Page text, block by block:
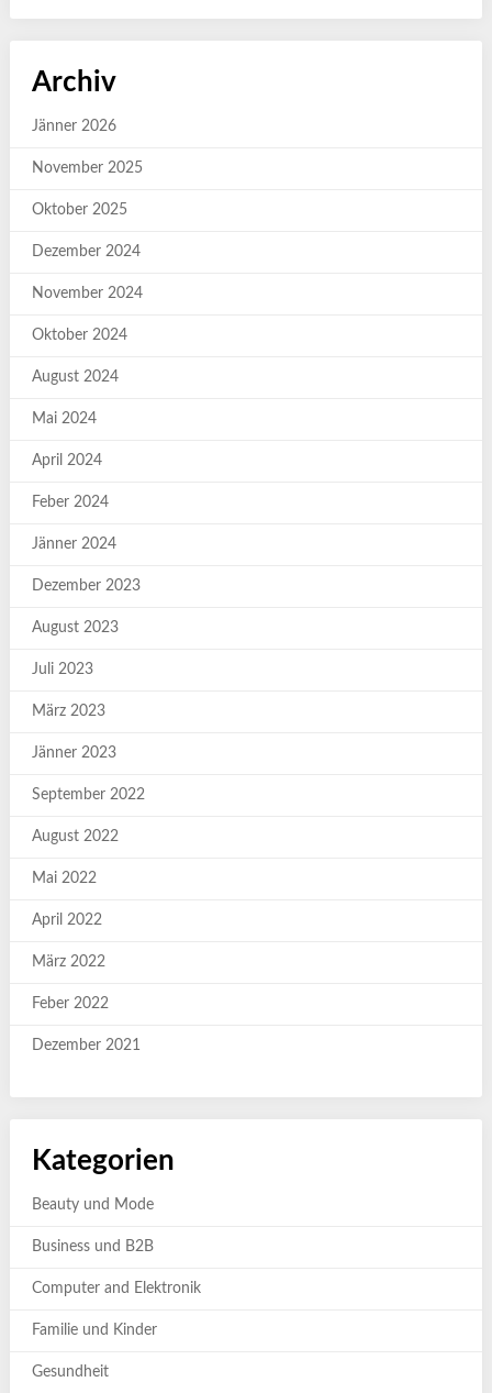
Archiv
Jänner 2026
November 2025
Oktober 2025
Dezember 2024
November 2024
Oktober 2024
August 2024
Mai 2024
April 2024
Feber 2024
Jänner 2024
Dezember 2023
August 2023
Juli 2023
März 2023
Jänner 2023
September 2022
August 2022
Mai 2022
April 2022
März 2022
Feber 2022
Dezember 2021
Kategorien
Beauty und Mode
Business und B2B
Computer and Elektronik
Familie und Kinder
Gesundheit